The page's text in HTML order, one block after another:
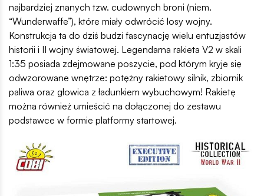
najbardziej znanych tzw. cudownych broni (niem.
“Wunderwaffe”), które miały odwrócić losy wojny.
Konstrukcja ta do dziś budzi fascynację wielu entuzjastów
historii i II wojny światowej. Legendarna rakieta V2 w skali
1:35 posiada zdejmowane poszycie, pod którym kryje się
odwzorowane wnętrze: potężny rakietowy silnik, zbiornik
paliwa oraz głowica z ładunkiem wybuchowym! Rakietę
można również umieścić na dołączonej do zestawu
podstawce w formie platformy startowej.